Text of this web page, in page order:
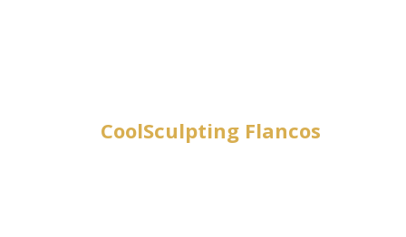
CoolSculpting Flancos